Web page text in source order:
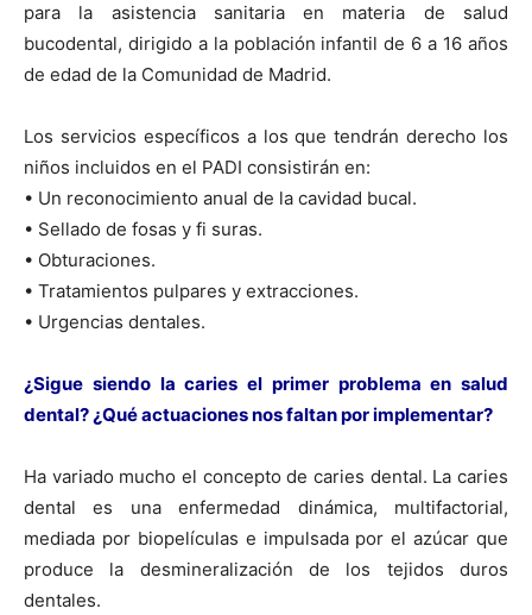
para la asistencia sanitaria en materia de salud
bucodental, dirigido a la población infantil de 6 a 16 años
de edad de la Comunidad de Madrid.
Los servicios específicos a los que tendrán derecho los
niños incluidos en el PADI consistirán en:
• Un reconocimiento anual de la cavidad bucal.
• Sellado de fosas y fi suras.
• Obturaciones.
• Tratamientos pulpares y extracciones.
• Urgencias dentales.
¿Sigue siendo la caries el primer problema en salud
dental? ¿Qué actuaciones nos faltan por implementar?
Ha variado mucho el concepto de caries dental. La caries
dental es una enfermedad dinámica, multifactorial,
mediada por biopelículas e impulsada por el azúcar que
produce la desmineralización de los tejidos duros
dentales.